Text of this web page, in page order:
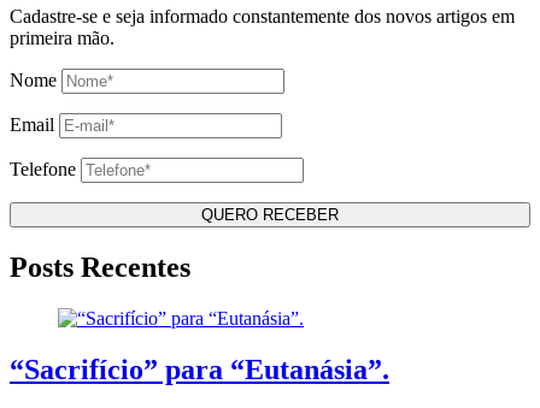
Cadastre-se e seja informado constantemente dos novos artigos em
primeira mão.
Nome
Email
Telefone
Posts Recentes
“Sacrifício” para “Eutanásia”.